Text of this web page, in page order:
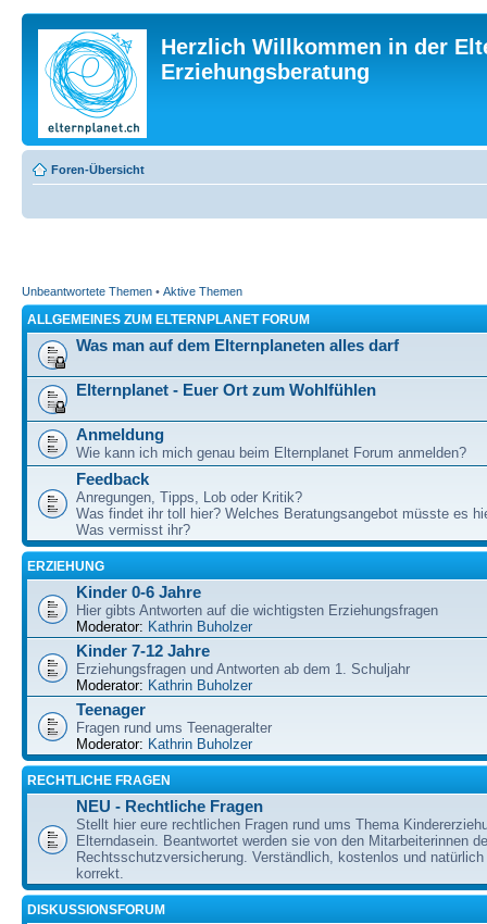
Herzlich Willkommen in der
Erziehungsberatung
Foren-Übersicht
Unbeantwortete Themen • Aktive Themen
ALLGEMEINES ZUM ELTERNPLANET FORUM
Was man auf dem Elternplaneten alles darf
Elternplanet - Euer Ort zum Wohlfühlen
Anmeldung
Wie kann ich mich genau beim Elternplanet Forum anmelden?
Feedback
Anregungen, Tipps, Lob oder Kritik?
Was findet ihr toll hier? Welches Beratungsangebot müsste es
Was vermisst ihr?
ERZIEHUNG
Kinder 0-6 Jahre
Hier gibts Antworten auf die wichtigsten Erziehungsfragen
Moderator: Kathrin Buholzer
Kinder 7-12 Jahre
Erziehungsfragen und Antworten ab dem 1. Schuljahr
Moderator: Kathrin Buholzer
Teenager
Fragen rund ums Teenageralter
Moderator: Kathrin Buholzer
RECHTLICHE FRAGEN
NEU - Rechtliche Fragen
Stellt hier eure rechtlichen Fragen rund ums Thema
Elterndasein. Beantwortet werden sie von den Mitarbeiterinnen
Rechtsschutzversicherung. Verständlich, kostenlos und
korrekt.
DISKUSSIONSFORUM